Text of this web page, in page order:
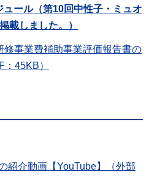
ール（第10回中性子・ミュオ
載しました。）
修事業費補助事業評価報告書の
45KB）
紹介動画【YouTube】（外部